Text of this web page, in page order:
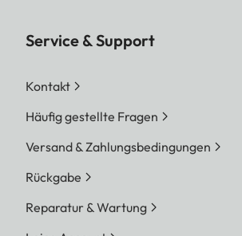
Service & Support
Kontakt
Häufig gestellte Fragen
Versand & Zahlungsbedingungen
Rückgabe
Reparatur & Wartung